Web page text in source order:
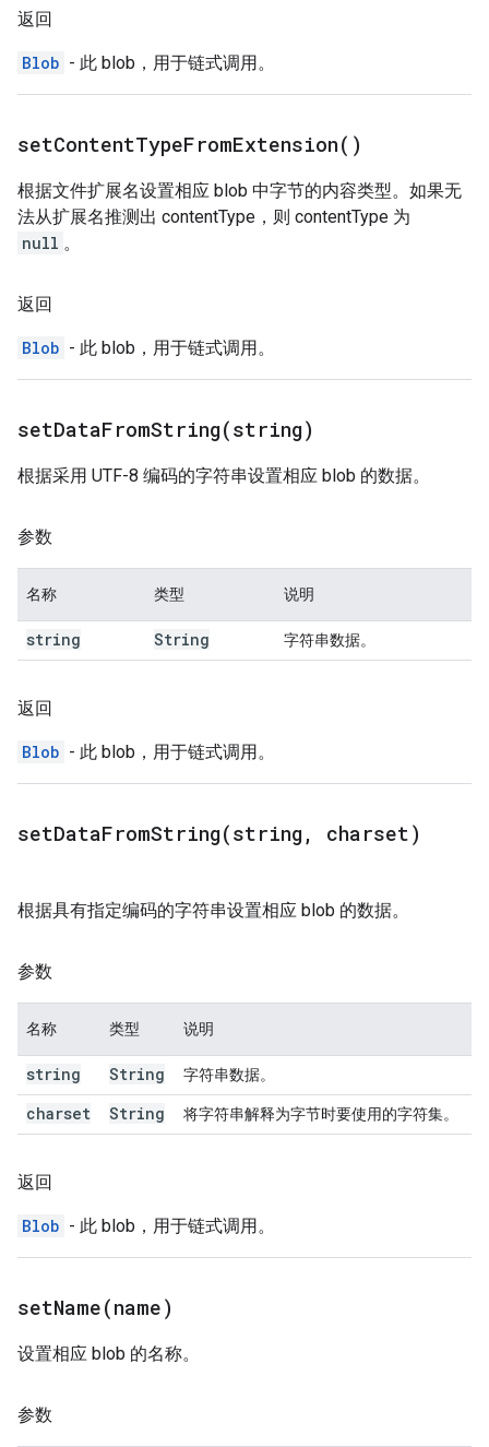
返回
Blob - 此 blob，用于链式调用。
setContentTypeFromExtension( )
根据文件扩展名设置相应 blob 中字节的内容类型。如果无
法从扩展名推测出 contentType，则 contentType 为
null 。
返回
Blob - 此 blob，用于链式调用。
setDataFromString(string)
根据采用 UTF-8 编码的字符串设置相应 blob 的数据。
参数
名称 类型 说明
string String 字符串数据。
返回
Blob - 此 blob，用于链式调用。
setDataFromString(string , charset)
根据具有指定编码的字符串设置相应 blob 的数据。
参数
名称 类型 说明
string String 字符串数据。
charset String 将字符串解释为字节时要使用的字符集。
返回
Blob - 此 blob，用于链式调用。
setName(name)
设置相应 blob 的名称。
参数